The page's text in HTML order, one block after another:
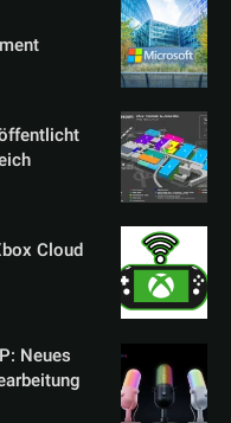
Cloud
Neues